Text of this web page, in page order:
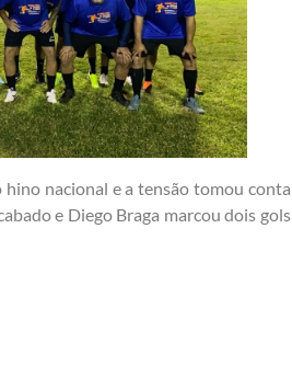
nacional e a tensão tomou conta
e Diego Braga marcou dois gols